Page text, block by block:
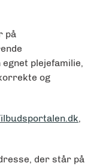
på
plejefamilie,
og
,
der står på